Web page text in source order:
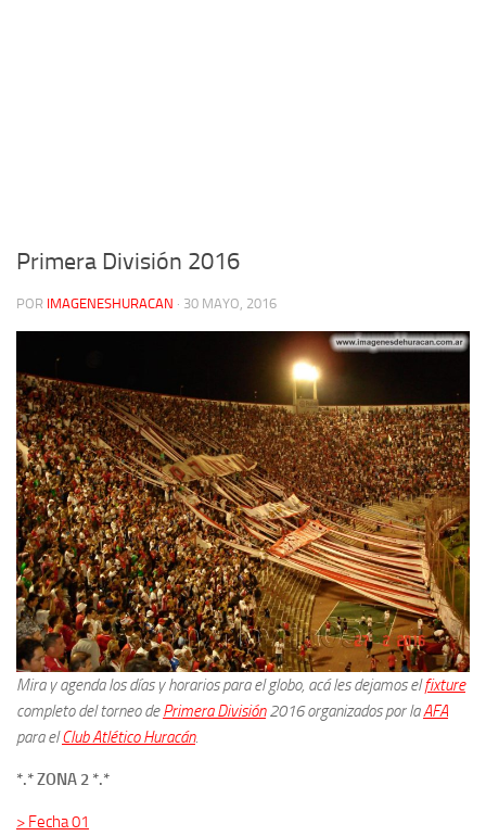
Primera División 2016
POR IMAGENESHURACAN · 30 MAYO, 2016
Mira y agenda los días y horarios para el globo, acá les dejamos elfixture
completo del torneo dePrimera División2016 organizados por laAFA
para elClub Atlético Huracán.
*.* ZONA 2 *.*
> Fecha 01